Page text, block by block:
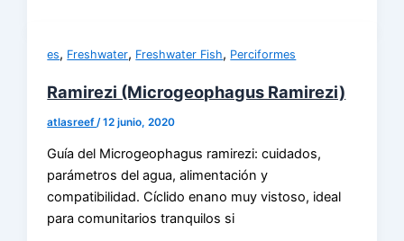
es, Freshwater, Freshwater Fish, Perciformes
Ramirezi (Microgeophagus Ramirezi)
atlasreef /12 junio, 2020
Guía del Microgeophagus ramirezi: cuidados,
parámetros del agua, alimentación y
compatibilidad. Cíclido enano muy vistoso, ideal
para comunitarios tranquilos si